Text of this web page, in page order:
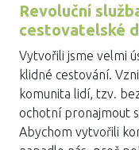
Revoluční
cestovatelské
Vytvořili jsme velmi
klidné cestování.
komunita lidí, tzv.
ochotní pronajmout
Abychom vytvořili